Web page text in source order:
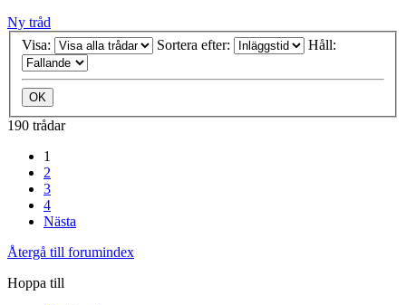
Ny tråd
Visa:
Sortera efter: Håll:
190 trådar
1
2
3
4
Nästa
Återgå till forumindex
Hoppa till